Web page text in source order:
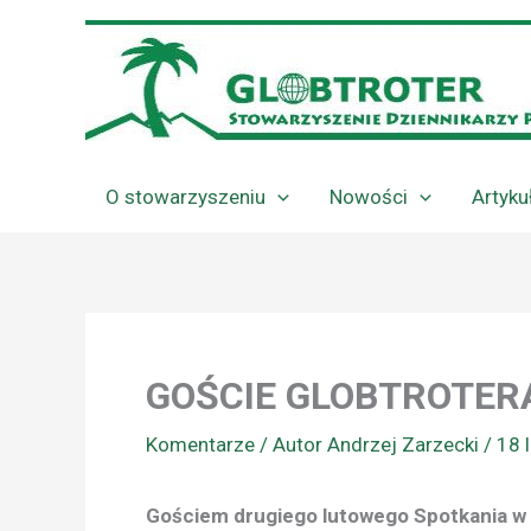
O stowarzyszeniu Nowości
GOŚCIE
Komentarze / Autor Andrzej Zarzecki / 18
Gościem drugiego lutowego Spotkania